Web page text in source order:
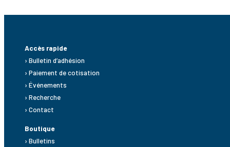
Accès rapide
› Bulletin d’adhésion
› Paiement de cotisation
› Événements
› Recherche
› Contact
Boutique
› Bulletins